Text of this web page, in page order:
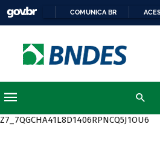
COMUNICA BR
Z7_7QGCHA41L8D1406RPNCQ5J1OU6